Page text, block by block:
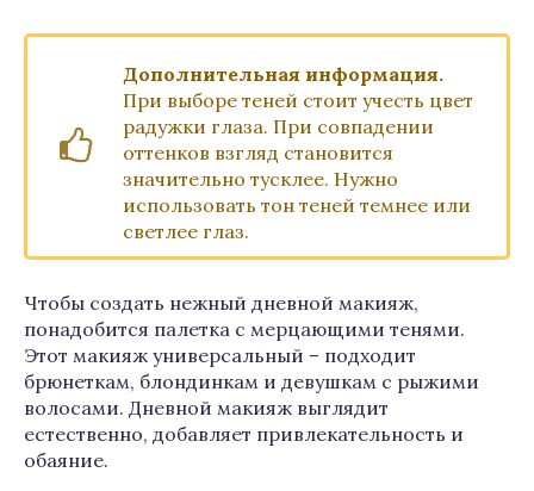
Дополнительная информация.
При выборе теней стоит учесть цвет
радужки глаза. При совпадении
оттенков взгляд становится
значительно тусклее. Нужно
использовать тон теней темнее или
светлее глаз.
Чтобы создать нежный дневной макияж,
понадобится палетка с мерцающими тенями.
Этот макияж универсальный – подходит
брюнеткам, блондинкам и девушкам с рыжими
волосами. Дневной макияж выглядит
естественно, добавляет привлекательность и
обаяние.